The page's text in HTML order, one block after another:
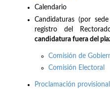
Calendario
Candidaturas (por
registro del
candidatura fuera del
Comisión de
Comisión Electoral
Proclamación